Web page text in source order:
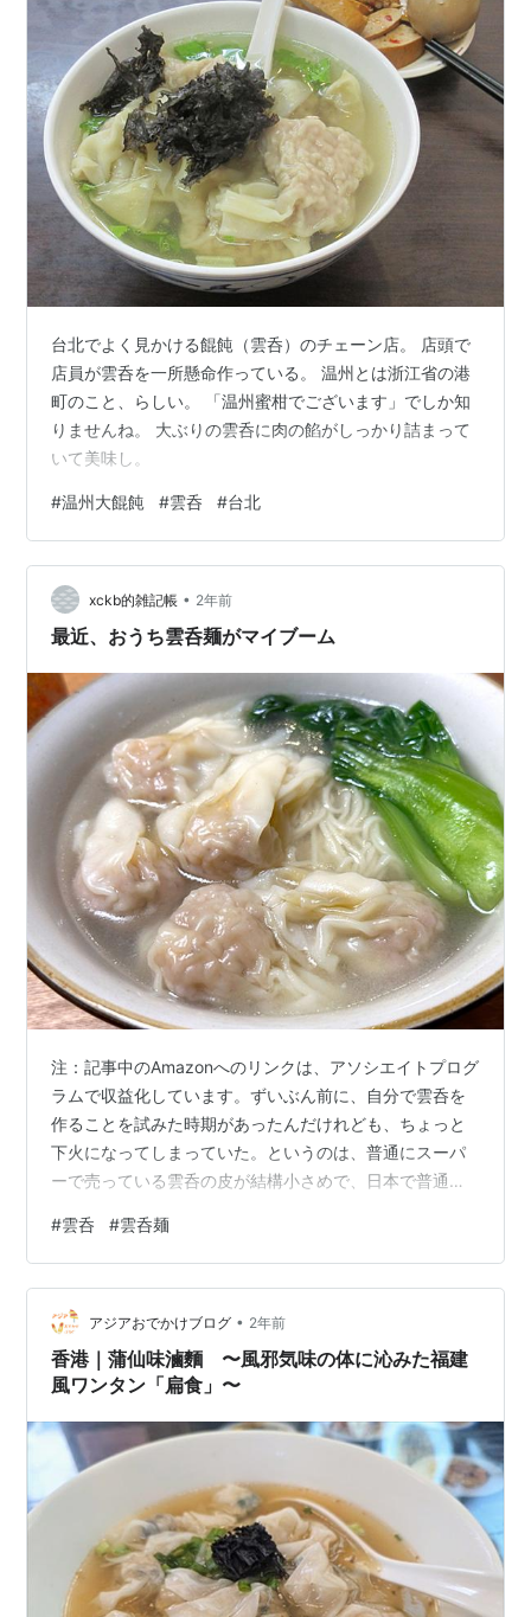
台北でよく見かける餛飩（雲呑）のチェーン店。 店頭で
店員が雲呑を一所懸命作っている。 温州とは浙江省の港
町のこと、らしい。 「温州蜜柑でございます」でしか知
りませんね。 大ぶりの雲呑に肉の餡がしっかり詰まって
いて美味し。
#温州大餛飩 #雲呑 #台北
xckb的雑記帳 • 2年前
最近、おうち雲呑麺がマイブーム
注：記事中のAmazonへのリンクは、アソシエイトプログ
ラムで収益化しています。ずいぶん前に、自分で雲呑を
作ることを試みた時期があったんだけれども、ちょっと
下火になってしまっていた。というのは、普通にスーパ
ーで売っている雲呑の皮が結構小さめで、日本で普通に
れども、香港風の海老雲呑などを包むには小さすぎて、
食感がイマイチだったんだよね。そう、自分としては、
こういう感じの雲呑が食べたかったんだ（残念ながら職
場の近所から移転してしまった「Chinese Restaurant
漢」の雲呑麺）。ということで、職場近くの美味しい雲
呑麺のお店も無くなってしまっ…
#雲呑 #雲呑麺
アジアおでかけブログ • 2年前
香港｜蒲仙味滷麵 〜風邪気味の体に沁みた福建
風ワンタン「扁食」〜